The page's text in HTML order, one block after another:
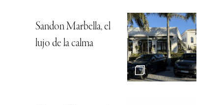
Sandon Marbella, el
lujo de la calma